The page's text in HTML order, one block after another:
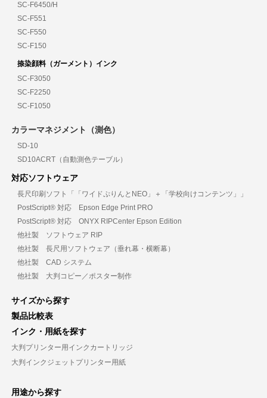
SC-F6450/H
SC-F551
SC-F550
SC-F150
捺染顔料（ガーメント）インク
SC-F3050
SC-F2250
SC-F1050
カラーマネジメント（測色）
SD-10
SD10ACRT（自動測色テーブル）
対応ソフトウェア
長尺印刷ソフト「「ワイドぷりんとNEO」＋「学校向けコンテンツ」」
PostScript® 対応 Epson Edge Print PRO
PostScript® 対応 ONYX RIPCenter Epson Edition
他社製 ソフトウェア RIP
他社製 長尺用ソフトウェア（垂れ幕・横断幕）
他社製 CAD システム
他社製 大判コピー／ポスター制作
サイズから探す
製品比較表
インク・用紙を探す
大判プリンター用インクカートリッジ
大判インクジェットプリンター用紙
用途から探す